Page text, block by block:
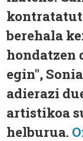
berehala
hondatzen
egin",
adierazi
artistikoa
helburua.